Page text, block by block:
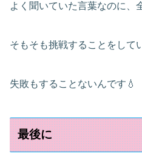
よく聞いていた言葉なのに、
そもそも挑戦することをして
失敗もすることないんです💧
最後に